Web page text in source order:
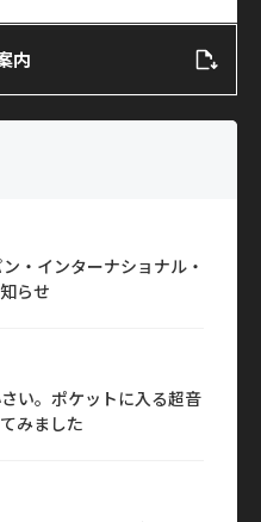
内
・インターナショナル・
らせ
い。ポケットに入る超音
みました